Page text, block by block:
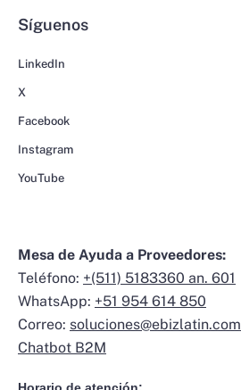
Síguenos
LinkedIn
X
Facebook
Instagram
YouTube
Mesa de Ayuda a Proveedores:
Teléfono: +(511) 5183360 an. 601
WhatsApp: +51 954 614 850
Correo: soluciones@ebizlatin.com
Chatbot B2M